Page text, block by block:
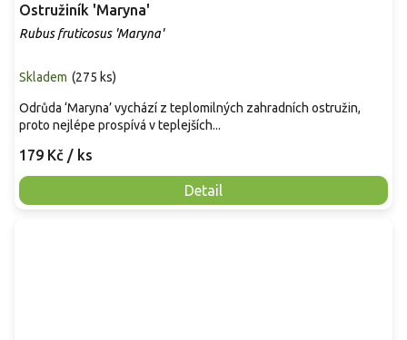
Ostružiník 'Maryna'
Rubus fruticosus 'Maryna'
Skladem (275 ks)
179 Kč / ks
Detail
Odrůda ‘Maryna’ vychází z teplomilných zahradních ostružin,
proto nejlépe prospívá v teplejších...